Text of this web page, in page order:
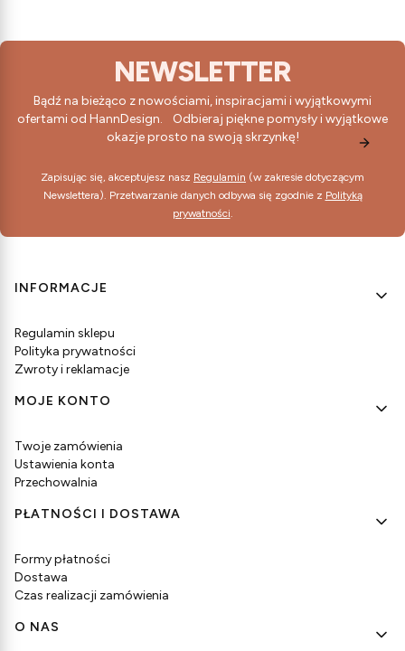
NEWSLETTER
Bądź na bieżąco z nowościami, inspiracjami i wyjątkowymi
ofertami od HannDesign. Odbieraj piękne pomysły i wyjątkowe
okazje prosto na swoją skrzynkę!
Zapisując się, akceptujesz nasz Regulamin (w zakresie dotyczącym
Newslettera). Przetwarzanie danych odbywa się zgodnie z Polityką
prywatności.
Linki w stopce
INFORMACJE
Regulamin sklepu
Polityka prywatności
Zwroty i reklamacje
MOJE KONTO
Twoje zamówienia
Ustawienia konta
Przechowalnia
PŁATNOŚCI I DOSTAWA
Formy płatności
Dostawa
Czas realizacji zamówienia
O NAS